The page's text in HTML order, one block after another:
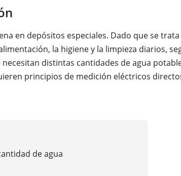
en depósitos especiales. Dado que se
la higiene y la limpieza diarios,
distintas cantidades de agua
principios de medición eléctricos
de agua